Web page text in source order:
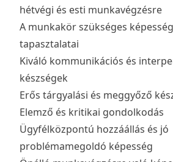
hétvégi és esti munkavégzésre
A munkakör szükséges
tapasztalatai
Kiváló kommunikációs és
készségek
Erős tárgyalási és meggyőző
Elemző és kritikai gondolkodás
Ügyfélközpontú hozzáállás és jó
problémamegoldó képesség